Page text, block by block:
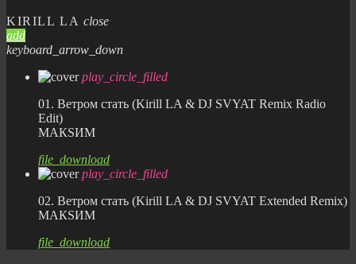
KIRILL LA close
add
keyboard_arrow_down
play_circle_filled
01. Ветром стать (Kirill LA & DJ SVYAT Remix Radio
Edit)
МАКSИМ
file_download
play_circle_filled
02. Ветром стать (Kirill LA & DJ SVYAT Extended Remix)
МАКSИМ
file_download